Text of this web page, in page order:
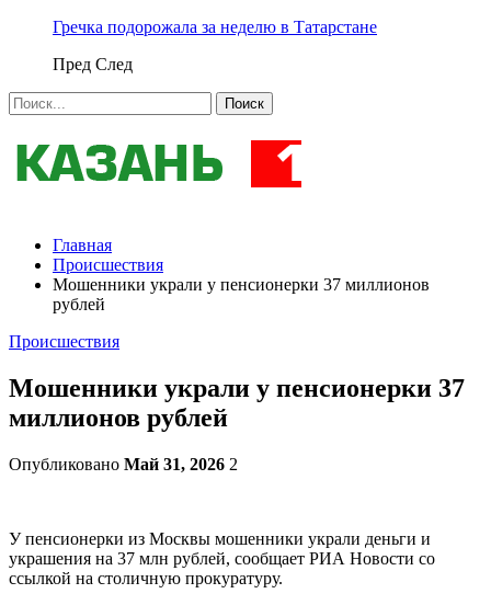
Гречка подорожала за неделю в Татарстане
Пред След
Главная
Происшествия
Мошенники украли у пенсионерки 37 миллионов
рублей
Происшествия
Мошенники украли у пенсионерки 37
миллионов рублей
Опубликовано Май 31, 2026 2
У пенсионерки из Москвы мошенники украли деньги и
украшения на 37 млн рублей, сообщает РИА Новости со
ссылкой на столичную прокуратуру.